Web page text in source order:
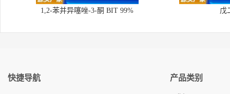
1,2-苯并异噻唑-3-酮 BIT 99% 戊
快捷导航 产品类别